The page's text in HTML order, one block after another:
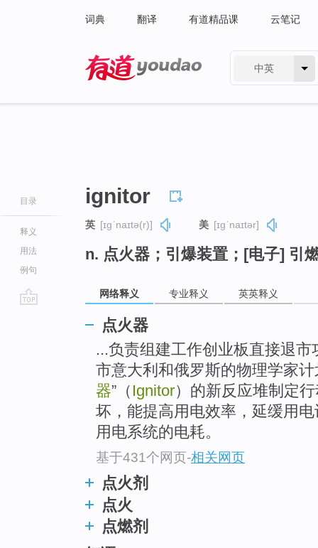
词典 翻译 有道精品课 云笔记
中英
目录
释义
用法
例句
ignitor
英 [ɪɡˈnaɪtə(r)] 美 [ɪɡˈnaɪtər]
n. 点火器；引爆装置；[电子] 引
网络释义 专业释义 英英释义
点火器
...负责组建工作创业板直接退
市意大利和俄罗斯的物理学家
器”（ Ignitor）的新反应堆制定
坏，能提高用电效率，延缓用
用电系统的电耗。
基于431个网页-相关网页
点火剂
点火
点燃剂